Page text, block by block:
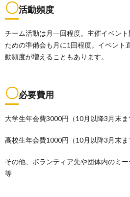
〇活動頻度
チーム活動は月一回程度。主催イベン
ための準備会も月に1回程度。イベント
動頻度が増えることもあります。
〇必要費用
大学生年会費3000円（10月以降3月末ま
高校生年会費1000円（10月以降3月末ま
その他、ボランティア先や団体内のミ
等